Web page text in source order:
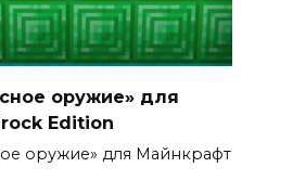
оружие» для
Edition
оружие» для Майнкрафт